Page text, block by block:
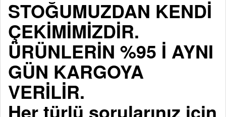
STOĞUMUZDAN KENDİ
ÇEKİMİMİZDİR.
ÜRÜNLERİN %95 İ AYNI
GÜN KARGOYA
VERİLİR.
Her türlü sorularınız için